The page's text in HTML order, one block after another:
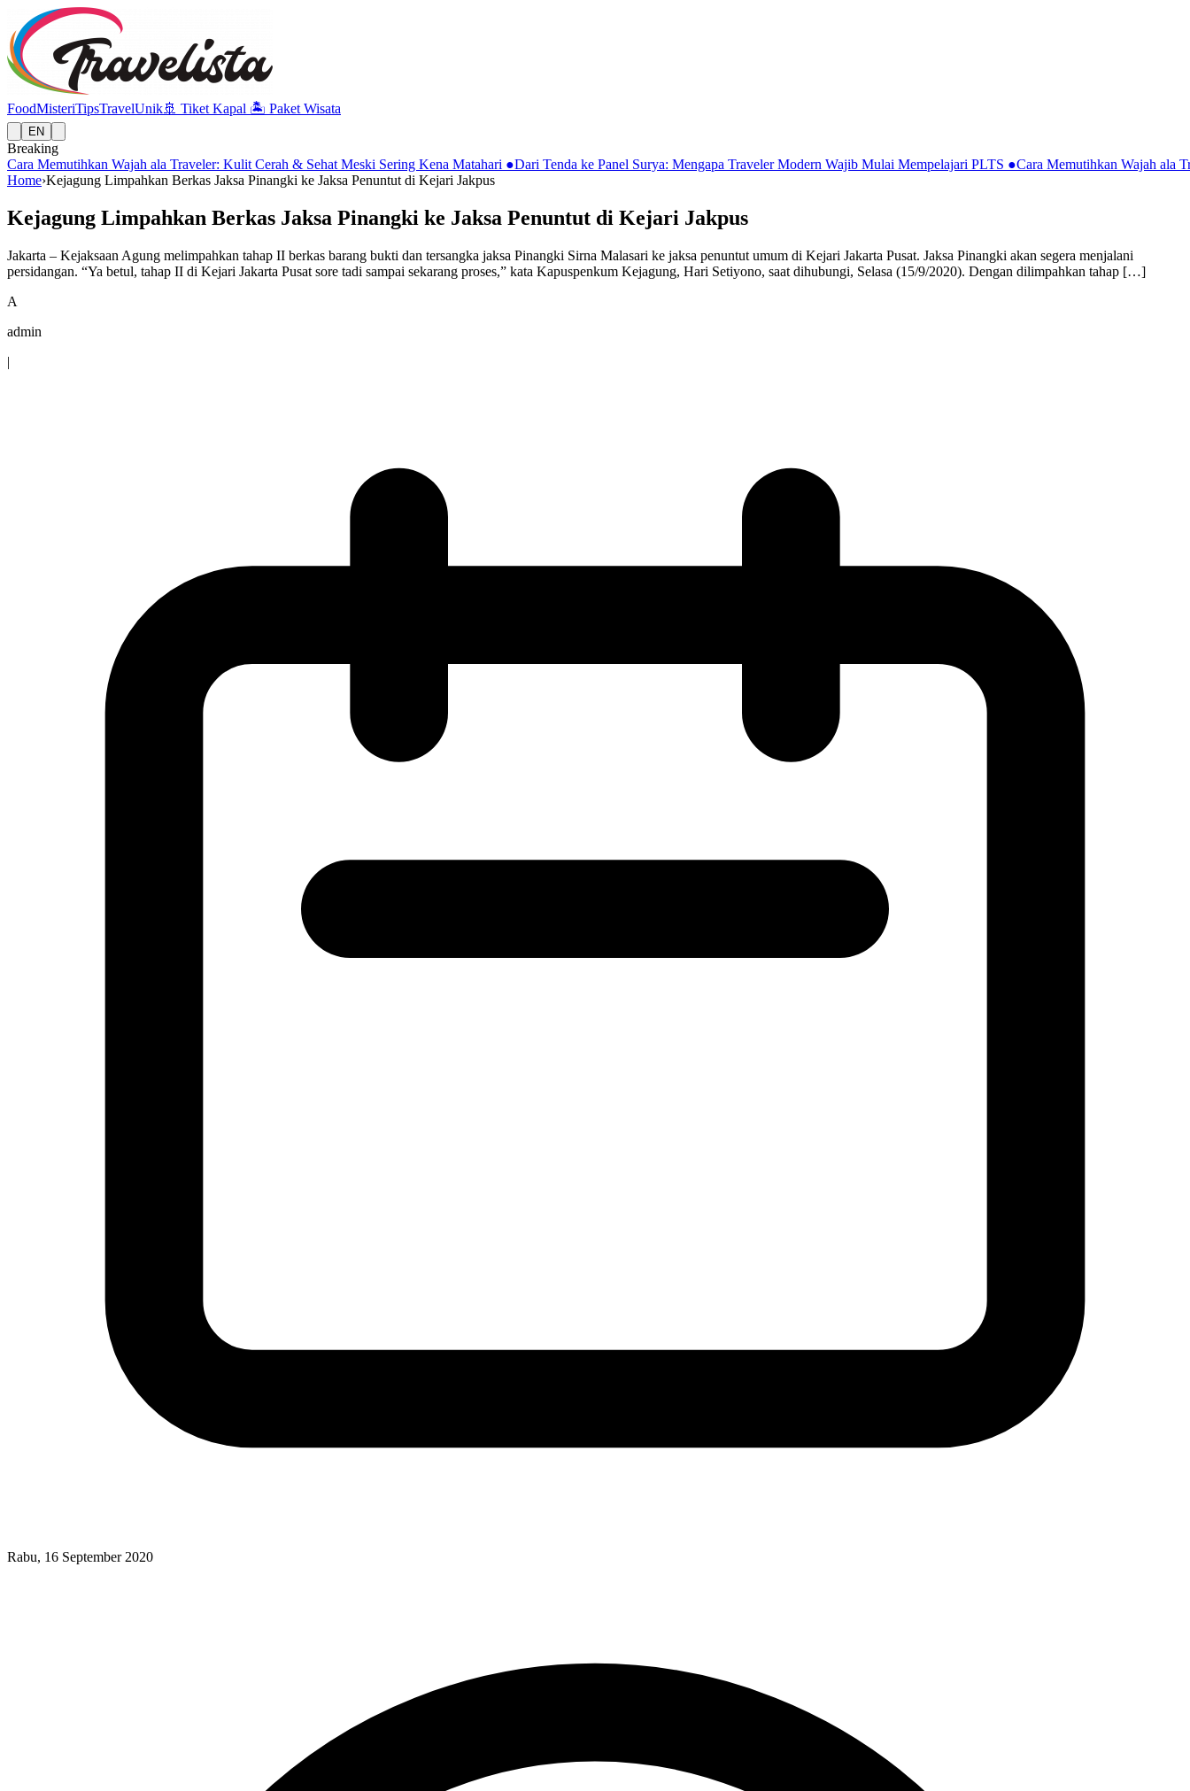
FoodMisteriTipsTravelUnik🚢 Tiket Kapal 🏝️ Paket Wisata
EN
Breaking
Cara Memutihkan Wajah ala Traveler: Kulit Cerah & Sehat Meski Sering Kena Matahari ●Dari Tenda ke Panel Surya: Mengapa Traveler Modern Wajib Mulai Mempelajari PLTS ●Cara Memutihkan Wajah ala
Home›Kejagung Limpahkan Berkas Jaksa Pinangki ke Jaksa Penuntut di Kejari Jakpus
Kejagung Limpahkan Berkas Jaksa Pinangki ke Jaksa Penuntut di Kejari Jakpus
Jakarta – Kejaksaan Agung melimpahkan tahap II berkas barang bukti dan tersangka jaksa Pinangki Sirna Malasari ke jaksa penuntut umum di Kejari Jakarta Pusat. Jaksa Pinangki akan segera menjalani
persidangan. “Ya betul, tahap II di Kejari Jakarta Pusat sore tadi sampai sekarang proses,” kata Kapuspenkum Kejagung, Hari Setiyono, saat dihubungi, Selasa (15/9/2020). Dengan dilimpahkan tahap […]
A
admin
|
Rabu, 16 September 2020